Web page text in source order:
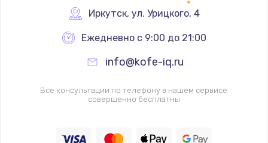
Иркутск, ул. Урицкого, 4
Ежедневно с 9:00 до 21:00
info@kofe-iq.ru
Все консультации по телефону в нашем сервисе
совершенно бесплатны